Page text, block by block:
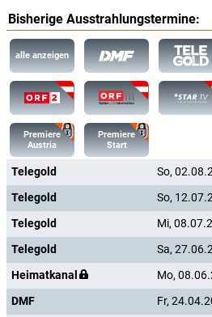
Bisherige Ausstrahlungstermine:
alle anzeigen
Premiere
Austria
Premiere
Start
Telegold So,
Telegold
So,
Telegold
Mi,
Telegold
Sa,
Heimatkanal
Mo,
DMF
Fr,